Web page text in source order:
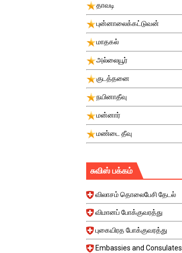
தாவடி
புன்னாலைக்கட்டுவன்
மாதகல்
அல்லையூர்
குடத்தனை
நயினாதீவு
மன்னார்
மண்டை தீவு
சுவிஸ் பக்கம்
விலாசம் தொலைபேசி தேடல்
விமானப் போக்குவரத்து
புகையிரத போக்குவரத்து
Embassies and Consulates